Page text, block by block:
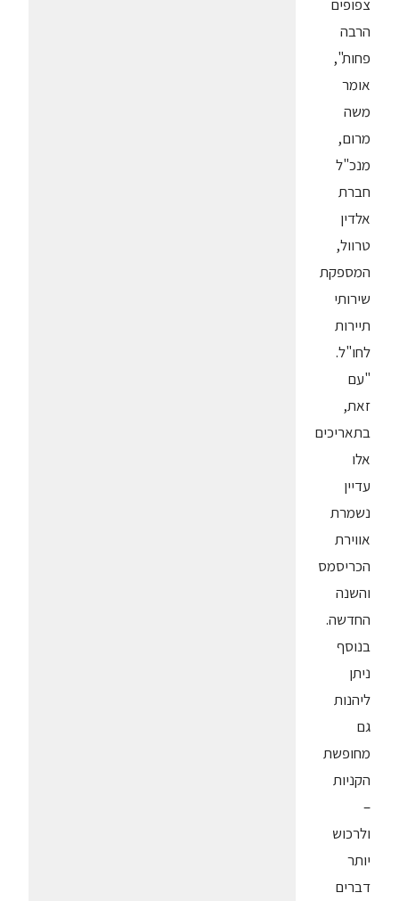
צפופים
הרבה
פחות",
אומר
משה
מרום,
מנכ"ל
חברת
אלדין
טרוול,
המספקת
שירותי
תיירות
לחו"ל.
"עם
זאת,
בתאריכים
אלו
עדיין
נשמרת
אווירת
הכריסמס
והשנה
החדשה.
בנוסף
ניתן
ליהנות
גם
מחופשת
הקניות
–
ולרכוש
יותר
דברים